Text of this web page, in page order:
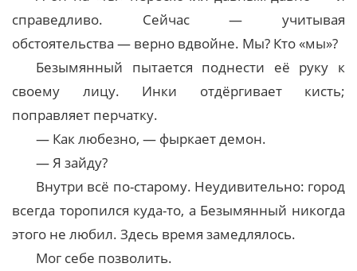
справедливо. Сейчас — учитывая
обстоятельства — верно вдвойне. Мы? Кто «мы»?
Безымянный пытается поднести её руку к
своему лицу. Инки отдёргивает кисть;
поправляет перчатку.
— Как любезно, — фыркает демон.
— Я зайду?
Внутри всё по-старому. Неудивительно: город
всегда торопился куда-то, а Безымянный никогда
этого не любил. Здесь время замедлялось.
Мог себе позволить.